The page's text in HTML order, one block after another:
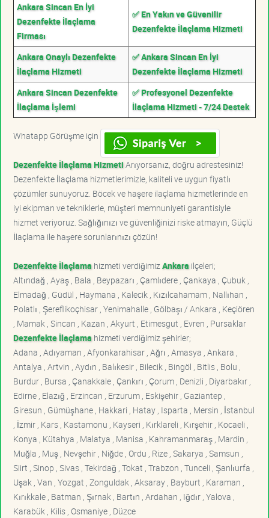
Ankara Sincan En İyi
Dezenfekte İlaçlama
Firması
✅ En Yakın ve Güvenilir
Dezenfekte İlaçlama Hizmeti
Ankara Onaylı Dezenfekte
İlaçlama Hizmeti
✅ Ankara Sincan En İyi
Dezenfekte İlaçlama Hizmeti
Ankara Sincan Dezenfekte
İlaçlama İşlemi
✅ Profesyonel Dezenfekte
İlaçlama Hizmeti - 7/24 Destek
Whatapp Görüşme için
Dezenfekte İlaçlama HizmetiArıyorsanız, doğru adrestesiniz!
Dezenfekte İlaçlama hizmetlerimizle, kaliteli ve uygun fiyatlı
çözümler sunuyoruz. Böcek ve haşere ilaçlama hizmetlerinde en
iyi ekipman ve tekniklerle, müşteri memnuniyeti garantisiyle
hizmet veriyoruz. Sağlığınızı ve güvenliğinizi riske atmayın, Güçlü
İlaçlama ile haşere sorunlarınızı çözün!
Dezenfekte İlaçlama hizmeti verdiğimiz Ankara ilçeleri;
Altındağ , Ayaş , Bala , Beypazarı , Çamlıdere , Çankaya , Çubuk ,
Elmadağ , Güdül , Haymana , Kalecik , Kızılcahamam , Nallıhan ,
Polatlı , Şereflikoçhisar , Yenimahalle , Gölbaşı / Ankara , Keçiören
, Mamak , Sincan , Kazan , Akyurt , Etimesgut , Evren , Pursaklar
Dezenfekte İlaçlama hizmeti verdiğimiz şehirler;
Adana , Adıyaman , Afyonkarahisar , Ağrı , Amasya , Ankara ,
Antalya , Artvin , Aydın , Balıkesir , Bilecik , Bingöl , Bitlis , Bolu ,
Burdur , Bursa , Çanakkale , Çankırı , Çorum , Denizli , Diyarbakır ,
Edirne , Elazığ , Erzincan , Erzurum , Eskişehir , Gaziantep ,
Giresun , Gümüşhane , Hakkari , Hatay , Isparta , Mersin , İstanbul
, İzmir , Kars , Kastamonu , Kayseri , Kırklareli , Kırşehir , Kocaeli ,
Konya , Kütahya , Malatya , Manisa , Kahramanmaraş , Mardin ,
Muğla , Muş , Nevşehir , Niğde , Ordu , Rize , Sakarya , Samsun ,
Siirt , Sinop , Sivas , Tekirdağ , Tokat , Trabzon , Tunceli , Şanlıurfa ,
Uşak , Van , Yozgat , Zonguldak , Aksaray , Bayburt , Karaman ,
Kırıkkale , Batman , Şırnak , Bartın , Ardahan , Iğdır , Yalova ,
Karabük , Kilis , Osmaniye , Düzce